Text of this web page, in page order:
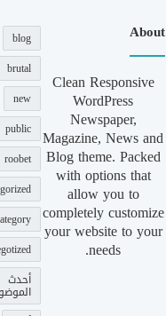
About
Clean Responsive
WordPress
Newspaper,
Magazine, News and
Blog theme. Packed
with options that
allow you to
completely customize
your website to your
needs.
blog
brutal
new
public
roobet
أحدث